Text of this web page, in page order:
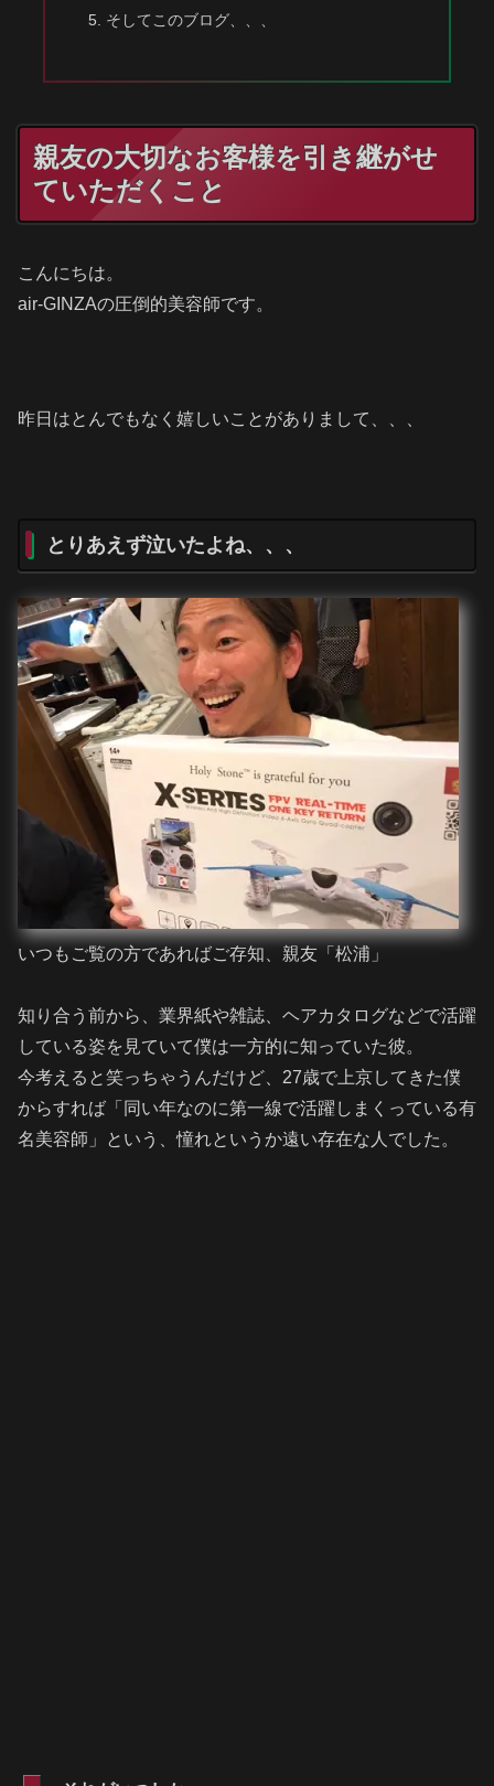
そしてこのブログ、、、
親友の大切なお客様を引き継がせ
ていただくこと
こんにちは。
air-GINZAの圧倒的美容師です。
昨日はとんでもなく嬉しいことがありまして、、、
とりあえず泣いたよね、、、
いつもご覧の方であればご存知、親友「松浦」
知り合う前から、業界紙や雑誌、ヘアカタログなどで活躍
している姿を見ていて僕は一方的に知っていた彼。
今考えると笑っちゃうんだけど、27歳で上京してきた僕
からすれば「同い年なのに第一線で活躍しまくっている有
名美容師」という、憧れというか遠い存在な人でした。